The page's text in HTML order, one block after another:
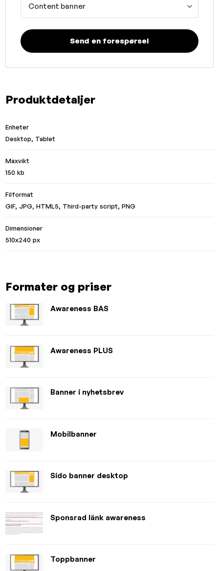
Produktdetaljer
Enheter
Desktop, Tablet
Maxvikt
150 kb
Filformat
GIF, JPG, HTML5, Third-party script, PNG
Dimensioner
510x240 px
Formater og priser
Awareness BAS
Awareness PLUS
Banner i nyhetsbrev
Mobilbanner
Sido banner desktop
Sponsrad länk awareness
Toppbanner
Content banner
Send en forespørsel